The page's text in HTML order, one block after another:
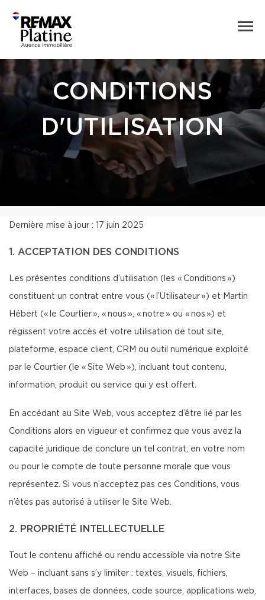
CONDITIONS
D'UTILISATION
Dernière mise à jour : 17 juin 2025
1. ACCEPTATION DES CONDITIONS
Les présentes conditions d’utilisation (les « Conditions »)
constituent un contrat entre vous (« l’Utilisateur ») et Martin
Hébert (« le Courtier », « nous », « notre » ou « nos ») et
régissent votre accès et votre utilisation de tout site,
plateforme, espace client, CRM ou outil numérique exploité
par le Courtier (le « Site Web »), incluant tout contenu,
information, produit ou service qui y est offert.
En accédant au Site Web, vous acceptez d’être lié par les
Conditions alors en vigueur et confirmez que vous avez la
capacité juridique de conclure un tel contrat, en votre nom
ou pour le compte de toute personne morale que vous
représentez. Si vous n’acceptez pas ces Conditions, vous
n’êtes pas autorisé à utiliser le Site Web.
2. PROPRIÉTÉ INTELLECTUELLE
Tout le contenu affiché ou rendu accessible via notre Site
Web – incluant sans s’y limiter : textes, visuels, fichiers,
interfaces, bases de données, code source, applications web,